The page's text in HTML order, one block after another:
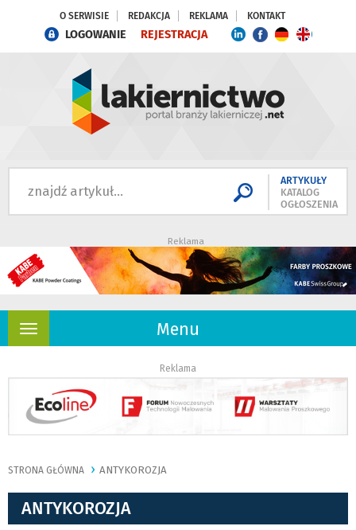
O SERWISIE REDAKCJA REKLAMA KONTAKT
LOGOWANIE REJESTRACJA
ARTYKUŁY
KATALOG
OGŁOSZENIA
Reklama
Menu
Rozwiń
Reklama
STRONA GŁÓWNA ANTYKOROZJA
ANTYKOROZJA